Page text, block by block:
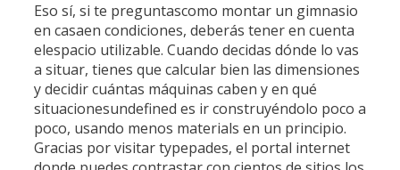
Eso sí, si te preguntascomo montar un gimnasio
en casaen condiciones, deberás tener en cuenta
elespacio utilizable. Cuando decidas dónde lo vas
a situar, tienes que calcular bien las dimensiones
y decidir cuántas máquinas caben y en qué
situacionesundefined es ir construyéndolo poco a
poco, usando menos materials en un principio.
Gracias por visitar typepades, el portal internet